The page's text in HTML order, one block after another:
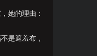
她的理由：
是遮羞布，